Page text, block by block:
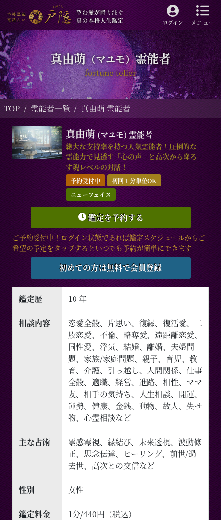
メニュー
望む愛が降り注ぐ
真の本格人生鑑定
ログイン
真由萌（マユモ）霊能者
fortune teller
TOP 霊能者一覧 真由萌 霊能者
真由萌 (マユモ) 霊能者
絶大な支持率を持つ人気霊能者！圧倒的な
霊能力で見透す「心の声」と高次から降ろ
す魂レベルの対話！
予約受付中
初回１分単位OK
ニューフェイス
鑑定を予約する
ご予約受付中！ログイン状態であれば鑑定スケジュールからご
希望の予定をタップするといつでも予約が簡単にできます
初めての方は無料で会員登録
鑑定歴 10 年
相談内容
恋愛全般、片思い、復縁、復活愛、二
股恋愛、不倫、略奪愛、遠距離恋愛、
同性愛、浮気、結婚、離婚、夫婦問
題、家族/家庭問題、親子、育児、教
育、介護、引っ越し、人間関係、仕事
全般、適職、経営、進路、相性、ママ
友、相手の気持ち、人生相談、開運、
運勢、健康、金銭、動物、故人、失せ
物、心霊相談など
主な占術
霊感霊視、縁結び、未来透視、波動修
正、思念伝達、ヒーリング、前世/過
去世、高次との交信など
性別 女性
鑑定料金 1分/440円（税込）